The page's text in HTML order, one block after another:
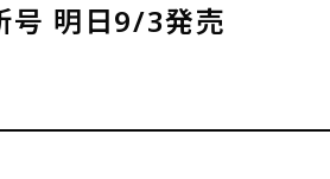
号 明日9/3発売